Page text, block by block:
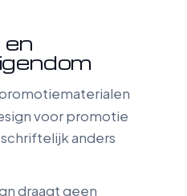
voor promotie
anders
draagt geen